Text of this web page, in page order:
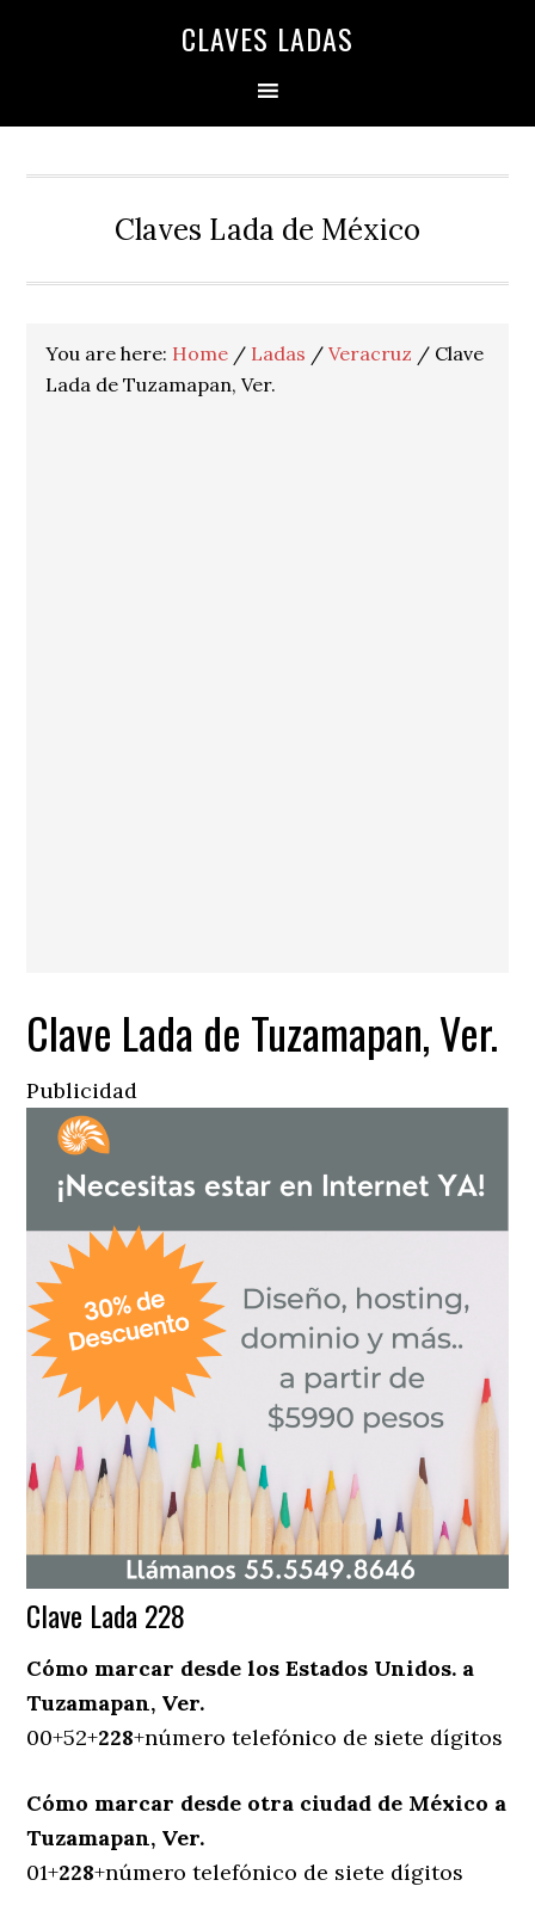
CLAVES LADAS
Claves Lada de México
You are here: Home / Ladas / Veracruz / Clave
Lada de Tuzamapan, Ver.
Clave Lada de Tuzamapan, Ver.
Publicidad
Clave Lada 228
Cómo marcar desde los Estados Unidos. a
Tuzamapan, Ver.
00+52+228+número telefónico de siete dígitos
Cómo marcar desde otra ciudad de México a
Tuzamapan, Ver.
01+228+número telefónico de siete dígitos